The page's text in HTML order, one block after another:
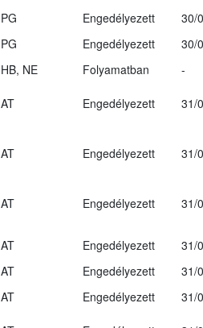
PG Engedélyezett
30/
PG Engedélyezett
30/
HB, NE Folyamatban
-
AT Engedélyezett 31/
AT Engedélyezett 31/
AT Engedélyezett 31/
AT Engedélyezett
31/
AT Engedélyezett
31/
AT Engedélyezett
31/